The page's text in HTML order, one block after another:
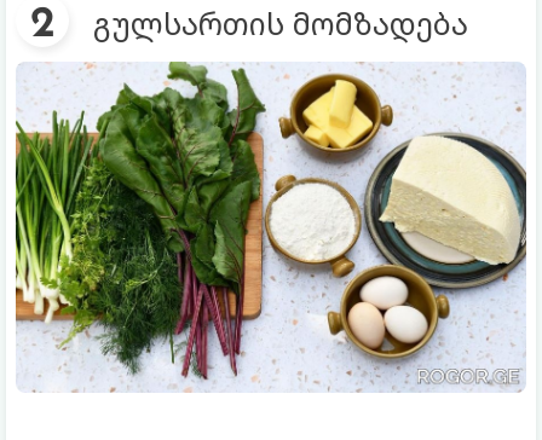
გულსართის მომზადება